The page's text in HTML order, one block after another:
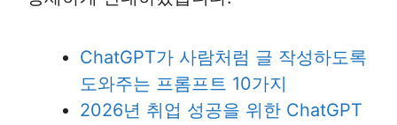
ChatGPT가 사람처럼 글 작성하도록
도와주는 프롬프트 10가지
2026년 취업 성공을 위한 ChatGPT